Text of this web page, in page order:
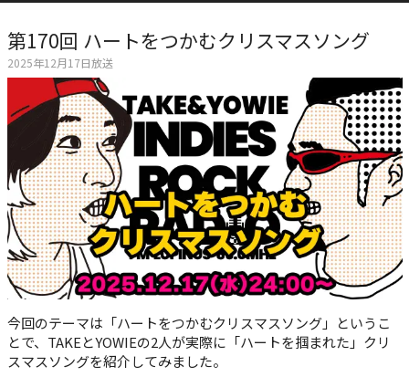
第170回 ハートをつかむクリスマスソング
2025年12月17日放送
今回のテーマは「ハートをつかむクリスマスソング」というこ
とで、TAKEとYOWIEの2人が実際に「ハートを掴まれた」クリ
スマスソングを紹介してみました。